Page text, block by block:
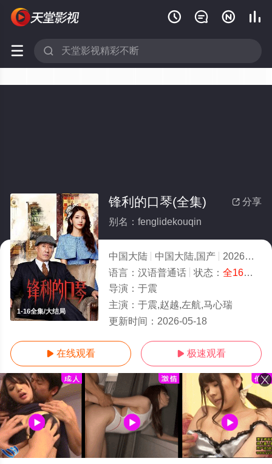
   
 
1-16全集/大结局
 分享
锋利的口琴(全集)
别名：fenglidekouqin
中国大陆 中国大陆,国产 2026
8.0
语言： 汉语普通话 状态： 全16集
导演： 于震
主演： 于震,赵越,左航,马心瑞
更新时间： 2026-05-18
 在线观看  极速观看